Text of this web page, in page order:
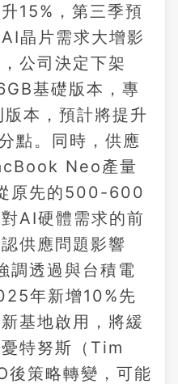
15%，第三季預
晶片需求大增影
公司決定下架
基礎版本，專
本，預計將提升
點。同時，供應
Neo產量
原先的500-600
AI硬體需求的前
供應問題影響
調透過與台積電
年新增10%先
基地啟用，將緩
特努斯（Tim
策略轉變，可能